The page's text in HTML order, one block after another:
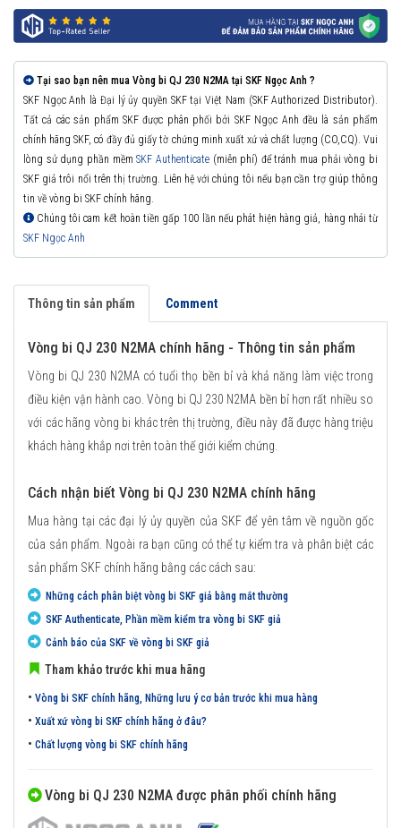
Tại sao bạn nên mua Vòng bi QJ 230 N2MA tại SKF Ngọc Anh ?
SKF Ngọc Anh là Đại lý ủy quyền SKF tại Việt Nam (SKF Authorized Distributor).
Tất cả các sản phẩm SKF được phân phối bởi SKF Ngọc Anh đều là sản phẩm
chính hãng SKF, có đầy đủ giấy tờ chứng minh xuất xứ và chất lượng (CO,CQ). Vui
lòng sử dụng phần mềmSKF Authenticate(miễn phí) để tránh mua phải vòng bi
SKF giả trôi nổi trên thị trường. Liên hệ với chúng tôi nếu bạn cần trợ giúp thông
tin về vòng bi SKF chính hãng.
Chúng tôi cam kết hoàn tiền gấp 100 lần nếu phát hiện hàng giả, hàng nhái từ
SKF Ngọc Anh
Thông tin sản phẩm Comment
Vòng bi QJ 230 N2MA chính hãng - Thông tin sản phẩm
Vòng bi QJ 230 N2MA có tuổi thọ bền bỉ và khả năng làm việc trong
điều kiện vận hành cao. Vòng bi QJ 230 N2MA bền bỉ hơn rất nhiều so
với các hãng vòng bi khác trên thị trường, điều này đã được hàng triệu
khách hàng khắp nơi trên toàn thế giới kiểm chứng.
Cách nhận biết Vòng bi QJ 230 N2MA chính hãng
Mua hàng tại các đại lý ủy quyền của SKF để yên tâm về nguồn gốc
của sản phẩm. Ngoài ra bạn cũng có thể tự kiểm tra và phân biệt các
sản phẩm SKF chính hãng bằng các cách sau:
Những cách phân biệt vòng bi SKF giả bằng mắt thường
SKF Authenticate, Phần mềm kiểm tra vòng bi SKF giả
Cảnh báo của SKF về vòng bi SKF giả
Tham khảo trước khi mua hãng
• Vòng bi SKF chính hãng, Những lưu ý cơ bản trước khi mua hàng
• Xuất xứ vòng bi SKF chính hãng ở đâu?
• Chất lượng vòng bi SKF chính hãng
Vòng bi QJ 230 N2MA được phân phối chính hãng